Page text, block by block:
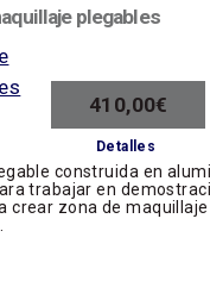
plegables
410,00€
Detalles
construida en
trabajar en
crear zona de